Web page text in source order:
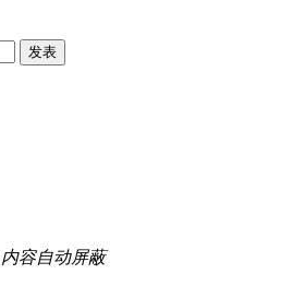
发表
容自动屏蔽